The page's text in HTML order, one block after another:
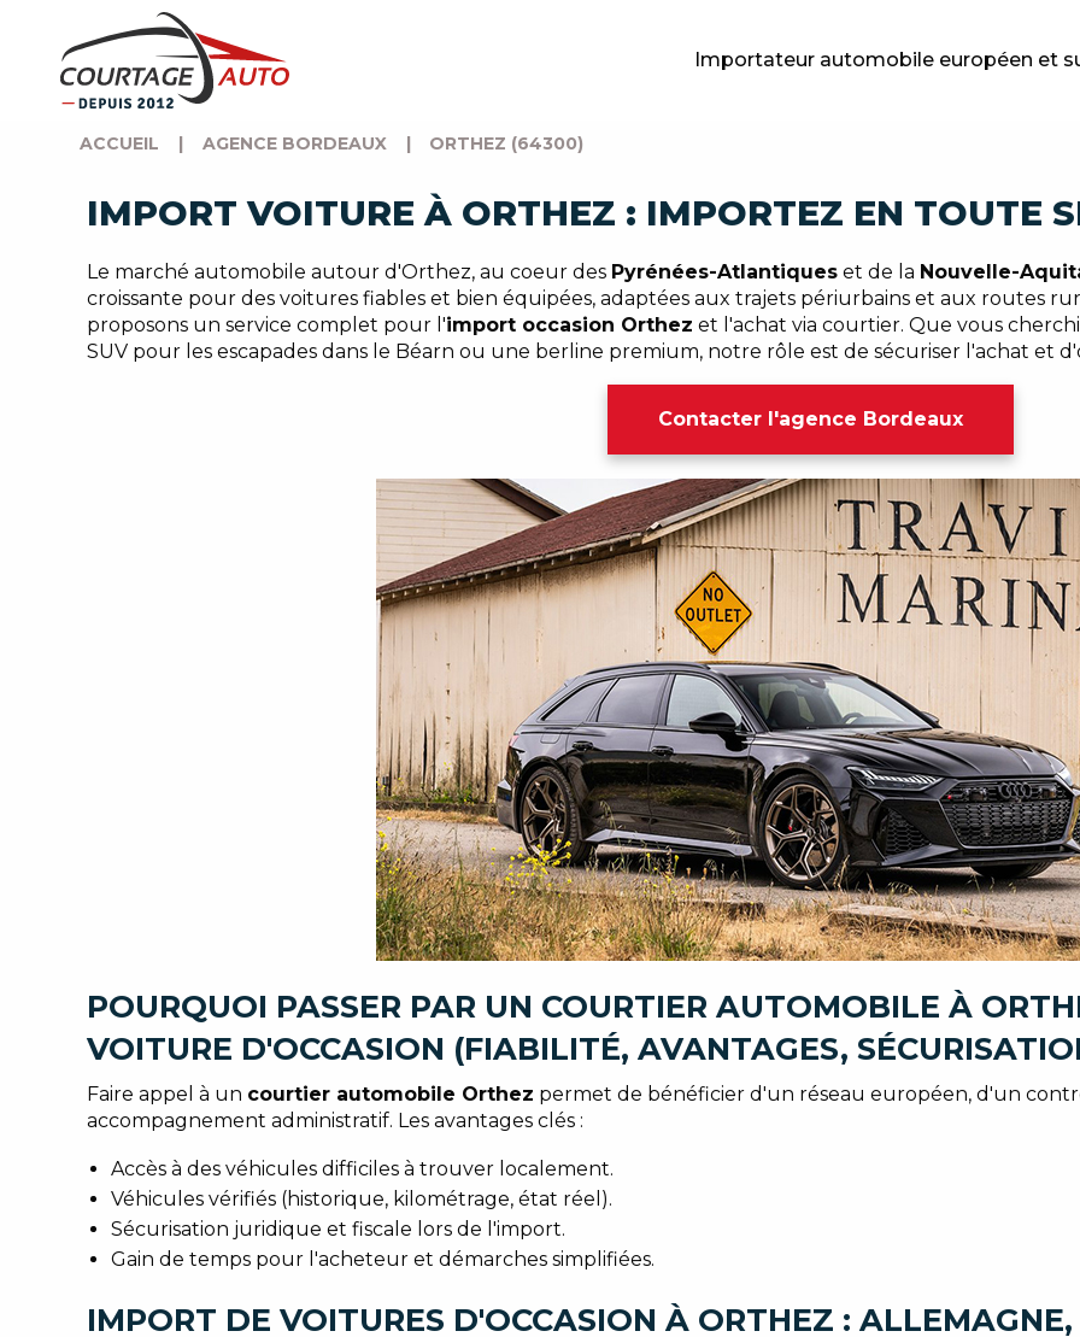
Importateur automobile européen et
ACCUEIL | AGENCE BORDEAUX | ORTHEZ (64300)
IMPORT VOITURE À ORTHEZ : IMPORTEZ EN TOUTE
Le marché automobile autour d'Orthez, au coeur des Pyrénées-Atlantiques et de la Nouvelle-
croissante pour des voitures fiables et bien équipées, adaptées aux trajets périurbains et aux routes
proposons un service complet pour l'import occasion Orthez et l'achat via courtier. Que vous
SUV pour les escapades dans le Béarn ou une berline premium, notre rôle est de sécuriser l'achat et
Contacter l'agence Bordeaux
POURQUOI PASSER PAR UN COURTIER AUTOMOBILE À
VOITURE D'OCCASION (FIABILITÉ, AVANTAGES,
Faire appel à un courtier automobile Orthez permet de bénéficier d'un réseau européen, d'un
accompagnement administratif. Les avantages clés :
Accès à des véhicules difficiles à trouver localement.
Véhicules vérifiés (historique, kilométrage, état réel).
Sécurisation juridique et fiscale lors de l'import.
Gain de temps pour l'acheteur et démarches simplifiées.
IMPORT DE VOITURES D'OCCASION À ORTHEZ : ALLEMAGNE,